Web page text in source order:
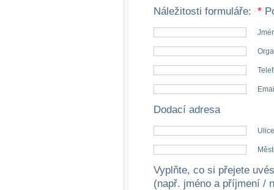
Náležitosti formuláře: *
Dodací adresa
Vyplňte, co si přejete
(např. jméno a příjmení /